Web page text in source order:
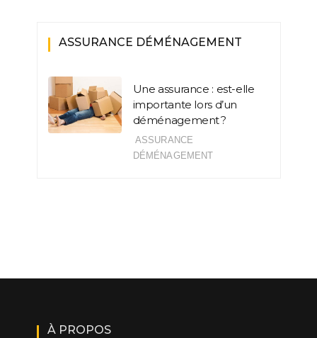
ASSURANCE DÉMÉNAGEMENT
Une assurance : est-elle
importante lors d’un
déménagement ?
ASSURANCE
DÉMÉNAGEMENT
À PROPOS